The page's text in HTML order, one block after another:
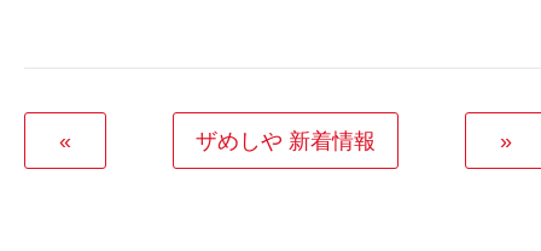
« ザめしや 新着情報 »